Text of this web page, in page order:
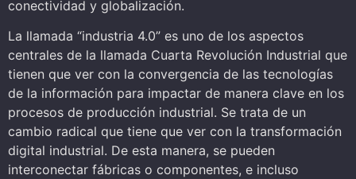
conectividad y globalización.
La llamada “industria 4.0” es uno de los aspectos
centrales de la llamada Cuarta Revolución Industrial que
tienen que ver con la convergencia de las tecnologías
de la información para impactar de manera clave en los
procesos de producción industrial. Se trata de un
cambio radical que tiene que ver con la transformación
digital industrial. De esta manera, se pueden
interconectar fábricas o componentes, e incluso